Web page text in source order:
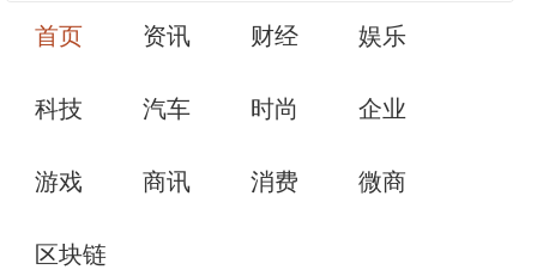
首页 资讯 财经 娱乐
科技 汽车 时尚 企业
游戏 商讯 消费 微商
区块链